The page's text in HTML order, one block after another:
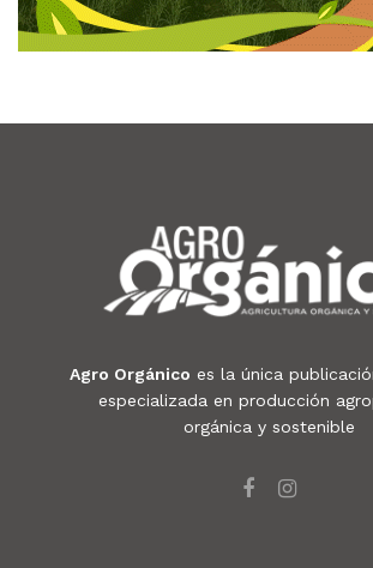
Agro Orgánico es la única
especializada en producción
orgánica y sostenible